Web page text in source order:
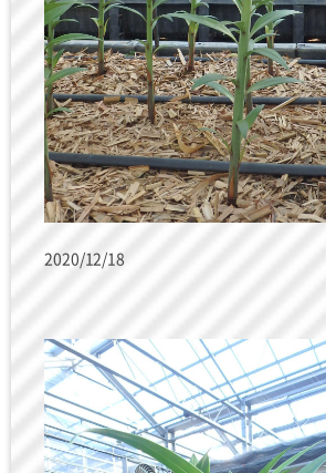
2020/12/18